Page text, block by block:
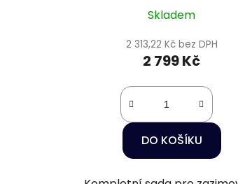
Skladem
2 313,22 Kč bez DPH
2 799 Kč
DO KOŠÍKU